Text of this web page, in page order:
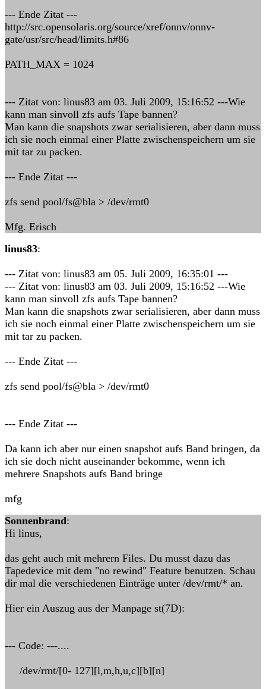
--- Ende Zitat ---
http://src.opensolaris.org/source/xref/onnv/onnv-
gate/usr/src/head/limits.h#86
PATH_MAX = 1024
--- Zitat von: linus83 am 03. Juli 2009, 15:16:52 ---Wie
kann man sinvoll zfs aufs Tape bannen?
Man kann die snapshots zwar serialisieren, aber dann muss
ich sie noch einmal einer Platte zwischenspeichern um sie
mit tar zu packen.
--- Ende Zitat ---
zfs send pool/fs@bla > /dev/rmt0
Mfg. Erisch
linus83:
--- Zitat von: linus83 am 05. Juli 2009, 16:35:01 ---
--- Zitat von: linus83 am 03. Juli 2009, 15:16:52 ---Wie
kann man sinvoll zfs aufs Tape bannen?
Man kann die snapshots zwar serialisieren, aber dann muss
ich sie noch einmal einer Platte zwischenspeichern um sie
mit tar zu packen.
--- Ende Zitat ---
zfs send pool/fs@bla > /dev/rmt0
--- Ende Zitat ---
Da kann ich aber nur einen snapshot aufs Band bringen, da
ich sie doch nicht auseinander bekomme, wenn ich
mehrere Snapshots aufs Band bringe
mfg
Sonnenbrand:
Hi linus,
das geht auch mit mehrern Files. Du musst dazu das
Tapedevice mit dem "no rewind" Feature benutzen. Schau
dir mal die verschiedenen Einträge unter /dev/rmt/* an.
Hier ein Auszug aus der Manpage st(7D):
--- Code: ---....
/dev/rmt/[0- 127][l,m,h,u,c][b][n]